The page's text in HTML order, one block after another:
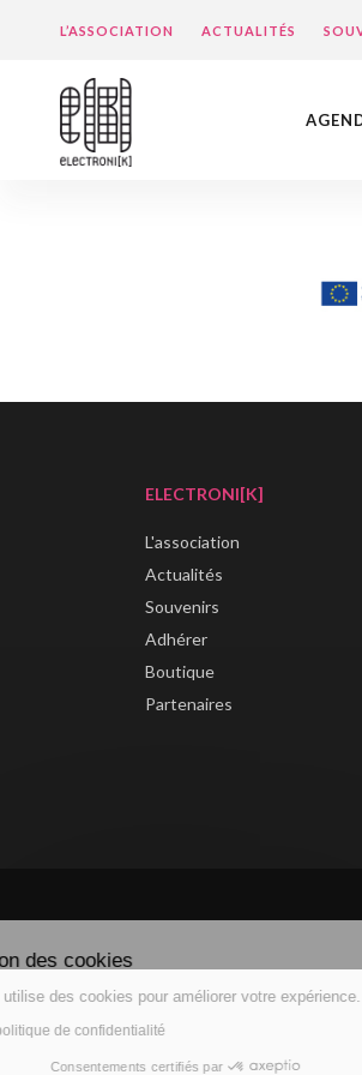
L’ASSOCIATION ACTUALITÉS
ELECTRONI[K]
L'association
Actualités
Souvenirs
Adhérer
Boutique
Partenaires
Gestion des cookies
Ce site utilise des cookies pour améliorer
Lire la politique de confidentialité
Consentements certifiés par